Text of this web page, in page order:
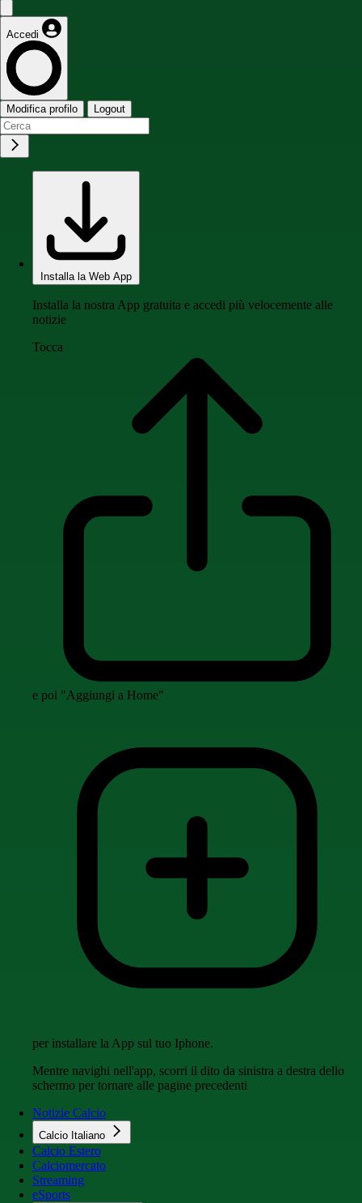
Accedi
Modifica profilo Logout
Installa la Web App
Installa la nostra App gratuita e accedi più velocemente alle
notizie
Tocca
e poi "Aggiungi a Home"
per installare la App sul tuo Iphone.
Mentre navighi nell'app, scorri il dito da sinistra a destra dello
schermo per tornare alle pagine precedenti
Notizie Calcio
Calcio Italiano
Calcio Estero
Calciomercato
Streaming
eSports